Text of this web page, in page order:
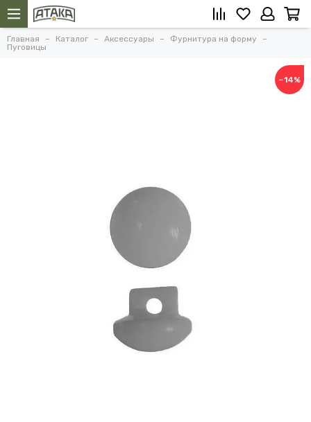
Главная Каталог Аксессуары
Фурнитура на форму
Пуговицы
−14%